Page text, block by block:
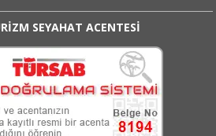
SEYAHAT ACENTESİ